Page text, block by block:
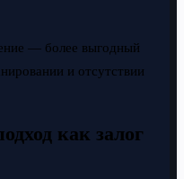
— более выгодный
и отсутствии
как залог